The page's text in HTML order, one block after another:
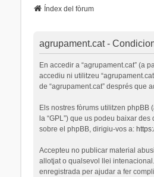
Índex del fòrum
agrupament.cat -
En accedir a “agrupament.cat” (a
accediu ni utilitzeu
de “agrupament.cat” després que
Els nostres fòrums utilitzen phpBB
la “GPL”) que us podeu baixar des
sobre el phpBB, dirigiu-vos a:
Accepteu no publicar material
allotjat o qualsevol llei
enregistrada per ajudar a fer